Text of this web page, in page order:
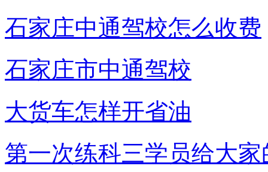
石家庄中通驾校怎么收费
石家庄市中通驾校
大货车怎样开省油
第一次练科三学员给大家